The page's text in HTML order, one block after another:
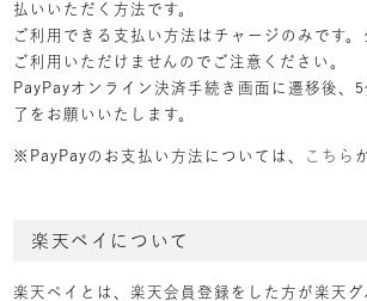
払いいただく方法です。
ご利用できる支払い方法はチャージのみです。
ご利用いただけませんのでご注意ください。
PayPayオンライン決済手続き画面に遷移後、
了をお願いいたします。
※PayPayのお支払い方法については、 こちら
楽天ペイについて
楽天ペイとは、楽天会員登録をした方が楽天グ